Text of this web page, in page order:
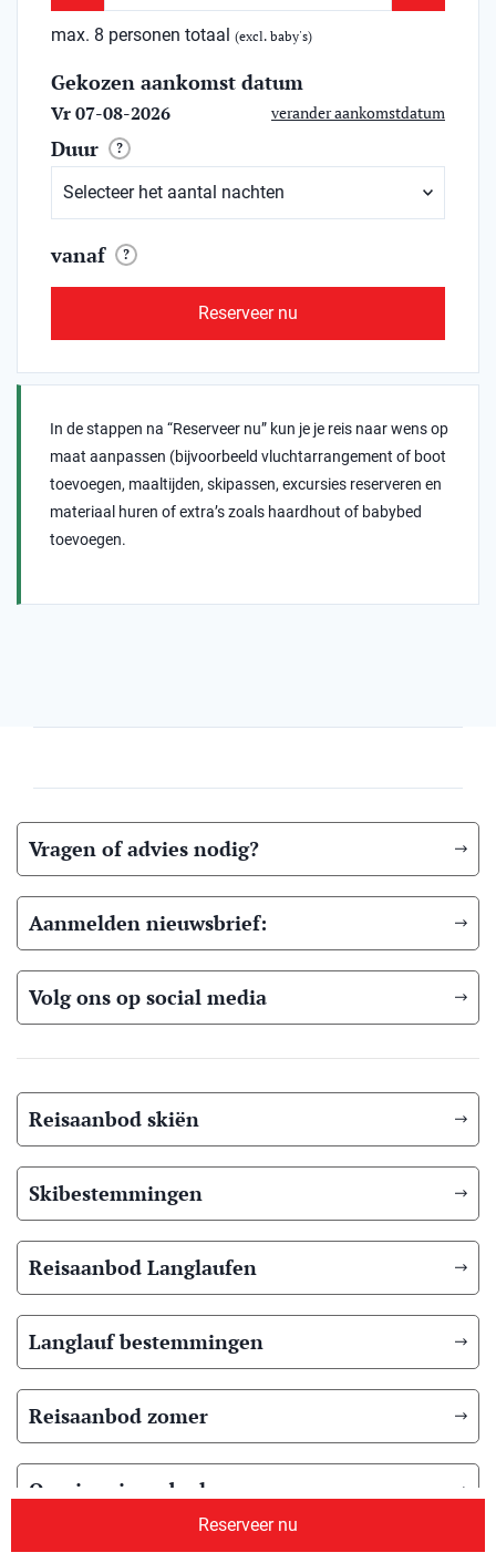
max. 8 personen totaal (excl. baby's)
Gekozen aankomst datum
Vr 07-08-2026 verander aankomstdatum
Duur ?
vanaf ?
Reserveer nu
In de stappen na “Reserveer nu” kun je je reis naar wens op
maat aanpassen (bijvoorbeeld vluchtarrangement of boot
toevoegen, maaltijden, skipassen, excursies reserveren en
materiaal huren of extra’s zoals haardhout of babybed
toevoegen.
Reserveer nu
Vragen of advies nodig?
Aanmelden nieuwsbrief:
Volg ons op social media
Reisaanbod skiën
Skibestemmingen
Reisaanbod Langlaufen
Langlauf bestemmingen
Reisaanbod zomer
Overig reisaanbod